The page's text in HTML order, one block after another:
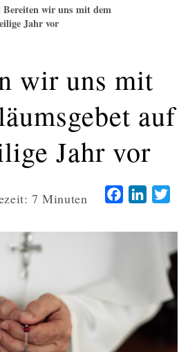
Bereiten wir uns mit dem
Jahr vor
wir uns mit
auf
Jahr vor
7 Minuten Facebook